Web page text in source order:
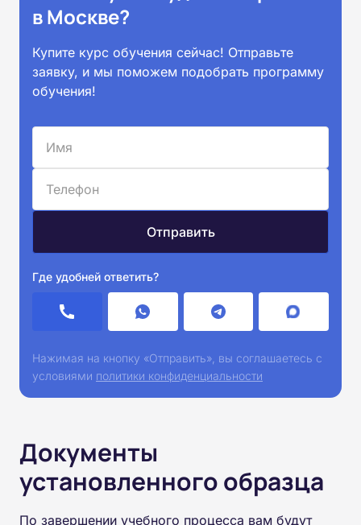
в Москве?
Купите курс обучения сейчас! Отправьте
заявку, и мы поможем подобрать программу
обучения!
Где удобней ответить?
Нажимая на кнопку «Отправить», вы соглашаетесь с
условиями политики конфиденциальности
Документы
установленного образца
По завершении учебного процесса вам будут